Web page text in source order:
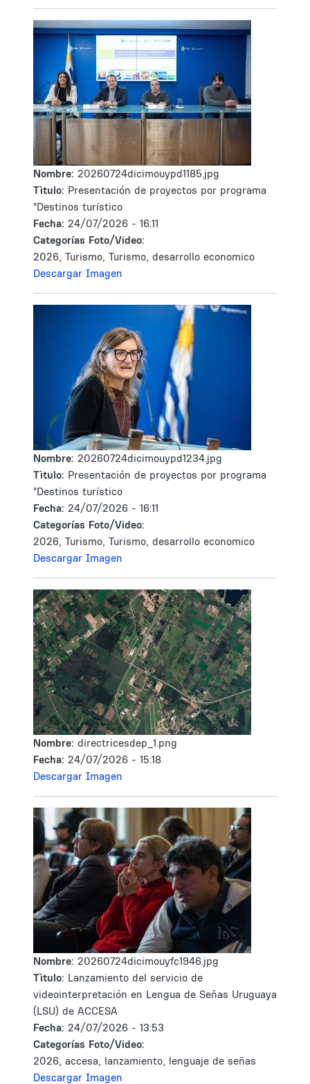
Nombre: 20260724dicimouypd1185.jpg
Tìtulo: Presentación de proyectos por programa
"Destinos turístico
Fecha: 24/07/2026 - 16:11
Categorías Foto/Video:
2026, Turismo, Turismo, desarrollo economico
Descargar Imagen
Nombre: 20260724dicimouypd1234.jpg
Tìtulo: Presentación de proyectos por programa
"Destinos turístico
Fecha: 24/07/2026 - 16:11
Categorías Foto/Video:
2026, Turismo, Turismo, desarrollo economico
Descargar Imagen
Nombre: directricesdep_1.png
Fecha: 24/07/2026 - 15:18
Descargar Imagen
Nombre: 20260724dicimouyfc1946.jpg
Tìtulo: Lanzamiento del servicio de
videointerpretación en Lengua de Señas Uruguaya
(LSU) de ACCESA
Fecha: 24/07/2026 - 13:53
Categorías Foto/Video:
2026, accesa, lanzamiento, lenguaje de señas
Descargar Imagen